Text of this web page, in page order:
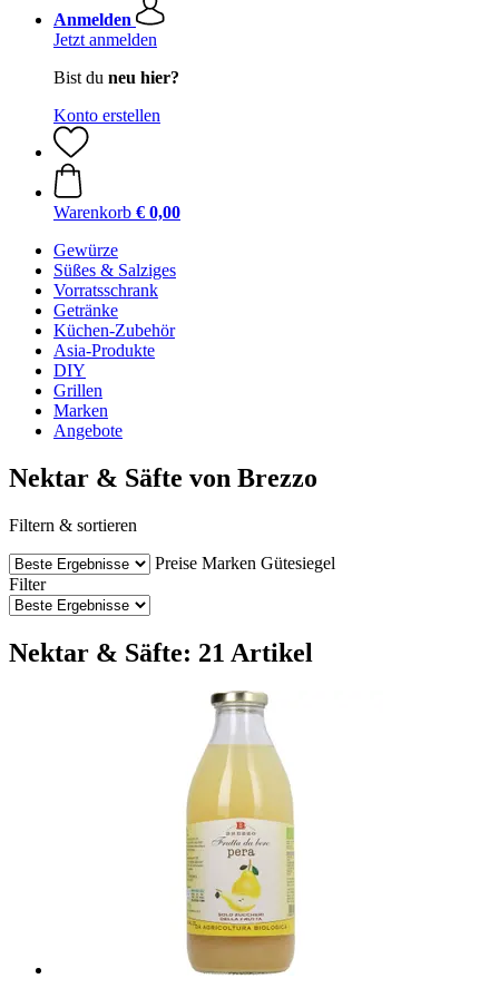
Anmelden
Jetzt anmelden
Bist du neu hier?
Konto erstellen
Warenkorb € 0,00
Gewürze
Süßes & Salziges
Vorratsschrank
Getränke
Küchen-Zubehör
Asia-Produkte
DIY
Grillen
Marken
Angebote
Nektar & Säfte von Brezzo
Filtern & sortieren
Preise Marken Gütesiegel
Filter
Nektar & Säfte: 21 Artikel